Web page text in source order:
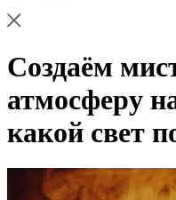
Создаём
атмосферу
какой свет